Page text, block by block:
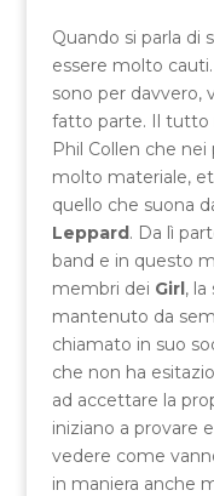
Quando si parla di
essere molto
sono per davvero,
fatto parte. Il tutto
Phil Collen che
molto materiale,
quello che suona
Leppard. Da lì
band e in questo
membri dei Girl, la
mantenuto da
chiamato in suo
che non ha
ad accettare la
iniziano a provare
vedere come
in maniera anche